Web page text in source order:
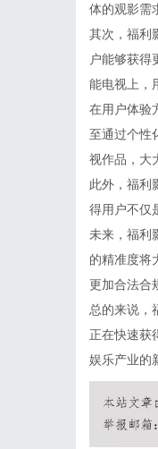
体的观影需
其次，福利
户能够获得
能电视上，
在用户体验
至通过个性
视作品，大
此外，福利
得用户不仅
未来，福利
的精准度将
更加合法合
总的来说，
正在快速获
娱乐产业的